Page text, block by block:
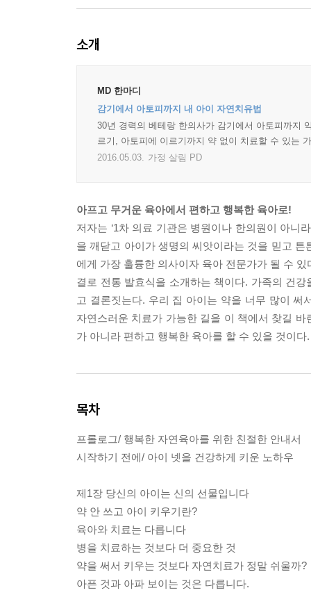
소개
MD 한마디
감기에서 아토피까지 내 아이 자연치유법
30년 경력의 베테랑 한의사가 감기에서 아토피까지
르기, 아토피에 이르기까지 약 없이 치료할 수 있는
2016.05.03. 가정 살림 PD
아프고 무거운 육아에서 편하고 행복한 육아로!
저자는 ‘1차 의료 기관은 병원이나 한의원이 아니
을 깨닫고 아이가 생명의 씨앗이라는 것을 믿고
에게 가장 훌륭한 의사이자 육아 전문가가 될 수
결로 전통 발효식을 소개하는 책이다. 가족의 건
고 결론짓는다. 우리 집 아이는 약을 너무 많이
자연스러운 치료가 가능한 길을 이 책에서 찾길
가 아니라 편하고 행복한 육아를 할 수 있을 것이다.
목차
프롤로그/ 행복한 자연육아를 위한 친절한 안내서
시작하기 전에/ 아이 넷을 건강하게 키운 노하우
제1장 당신의 아이는 신의 선물입니다
약 안 쓰고 아이 키우기란?
육아와 치료는 다릅니다
병을 치료하는 것보다 더 중요한 것
약을 써서 키우는 것보다 자연치료가 정말 쉬울까?
아픈 것과 아파 보이는 것은 다릅니다.